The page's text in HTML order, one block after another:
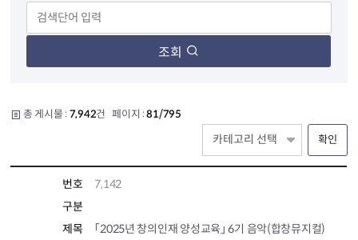
조회
총 게시물 : 7,942건 페이지 :81/795
확인
번호
7,142
구분
제목
「2025년 창의인재 양성교육」 6기 음악(합창뮤지컬)